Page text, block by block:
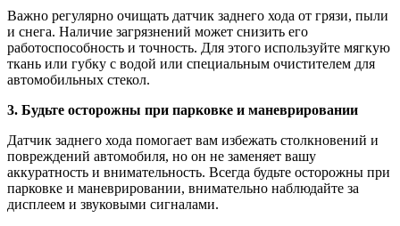
Важно регулярно очищать датчик заднего хода от грязи, пыли
и снега. Наличие загрязнений может снизить его
работоспособность и точность. Для этого используйте мягкую
ткань или губку с водой или специальным очистителем для
автомобильных стекол.
3. Будьте осторожны при парковке и маневрировании
Датчик заднего хода помогает вам избежать столкновений и
повреждений автомобиля, но он не заменяет вашу
аккуратность и внимательность. Всегда будьте осторожны при
парковке и маневрировании, внимательно наблюдайте за
дисплеем и звуковыми сигналами.